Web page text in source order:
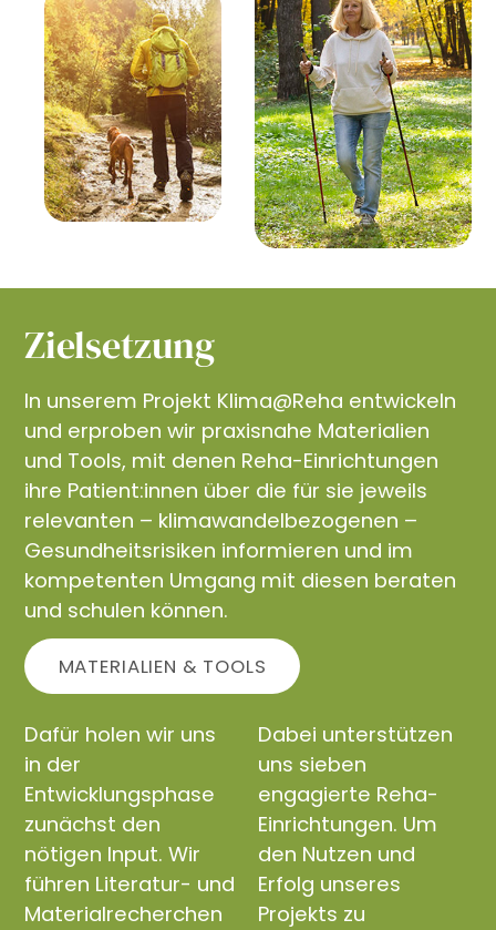
Zielsetzung
In unserem Projekt Klima@Reha entwickeln
und erproben wir praxisnahe Materialien
und Tools, mit denen Reha-Einrichtungen
ihre Patient:innen über die für sie jeweils
relevanten – klimawandelbezogenen –
Gesundheitsrisiken informieren und im
kompetenten Umgang mit diesen beraten
und schulen können.
MATERIALIEN & TOOLS
Dafür holen wir uns
in der
Entwicklungsphase
zunächst den
nötigen Input. Wir
führen Literatur- und
Materialrecherchen
Dabei unterstützen
uns sieben
engagierte Reha-
Einrichtungen. Um
den Nutzen und
Erfolg unseres
Projekts zu